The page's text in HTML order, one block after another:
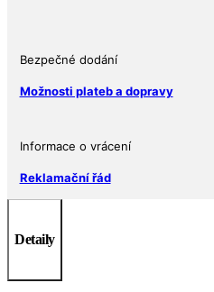
lunární
psa
množství
Bezpečné dodání
Možnosti plateb a dopravy
Informace o vrácení
Reklamační řád
Detaily